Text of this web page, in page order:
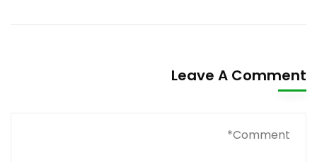
Leave A Comment